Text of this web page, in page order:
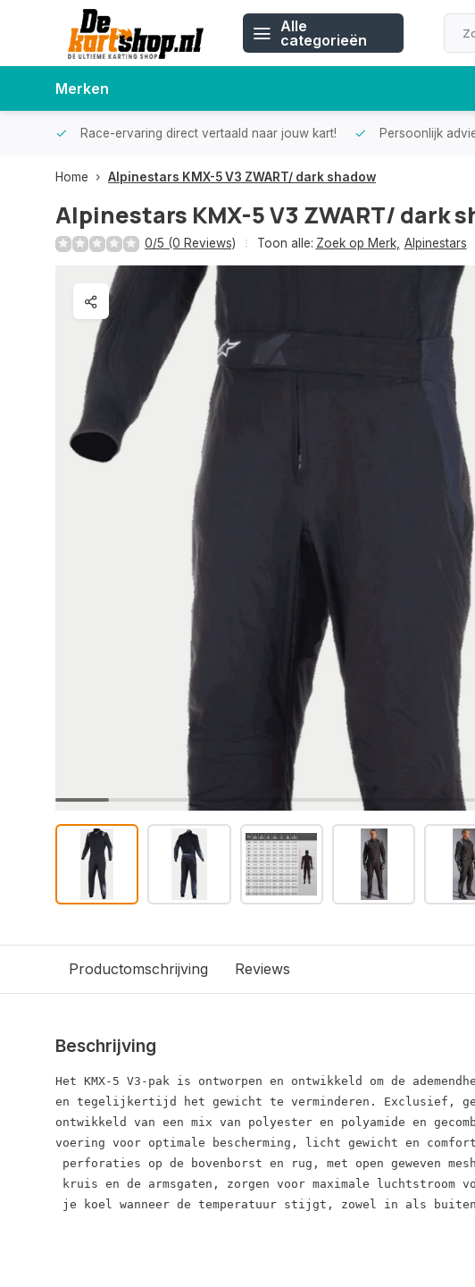
Alle
categorieën
Merken
Race-ervaring direct vertaald naar jouw kart! Persoonlijk
Home Alpinestars KMX-5 V3 ZWART/ dark shadow
Alpinestars KMX-5 V3 ZWART/ dark
0/5 (0 Reviews) Toon alle: Zoek op Merk, Alpinestars
Productomschrijving Reviews
Beschrijving
Het KMX-5 V3-pak is ontworpen en ontwikkeld om de
en tegelijkertijd het gewicht te verminderen. Exclusief,
ontwikkeld van een mix van polyester en polyamide en
voering voor optimale bescherming, licht gewicht en
perforaties op de bovenborst en rug, met open geweven
kruis en de armsgaten, zorgen voor maximale luchtstroom
je koel wanneer de temperatuur stijgt, zowel in als